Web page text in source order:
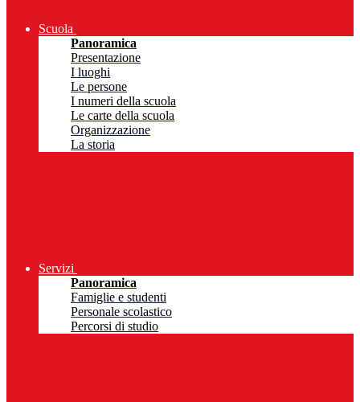
Scuola
Panoramica
Presentazione
I luoghi
Le persone
I numeri della scuola
Le carte della scuola
Organizzazione
La storia
Servizi
Panoramica
Famiglie e studenti
Personale scolastico
Percorsi di studio